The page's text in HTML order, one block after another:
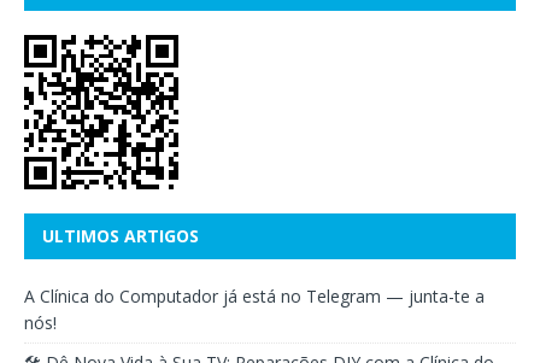
ULTIMOS ARTIGOS
A Clínica do Computador já está no Telegram — junta-te a
nós!